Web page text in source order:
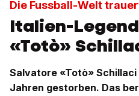
Die Fussball-Welt
Italien-
«Totò»
Salvatore «Totò»
Jahren gestorben. Das